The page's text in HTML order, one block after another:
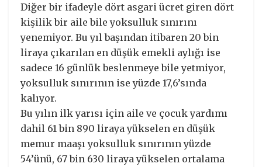
Diğer bir ifadeyle dört asgari ücret giren dört
kişilik bir aile bile yoksulluk sınırını
yenemiyor. Bu yıl başından itibaren 20 bin
liraya çıkarılan en düşük emekli aylığı ise
sadece 16 günlük beslenmeye bile yetmiyor,
yoksulluk sınırının ise yüzde 17,6’sında
kalıyor.
Bu yılın ilk yarısı için aile ve çocuk yardımı
dahil 61 bin 890 liraya yükselen en düşük
memur maaşı yoksulluk sınırının yüzde
54’ünü, 67 bin 630 liraya yükselen ortalama